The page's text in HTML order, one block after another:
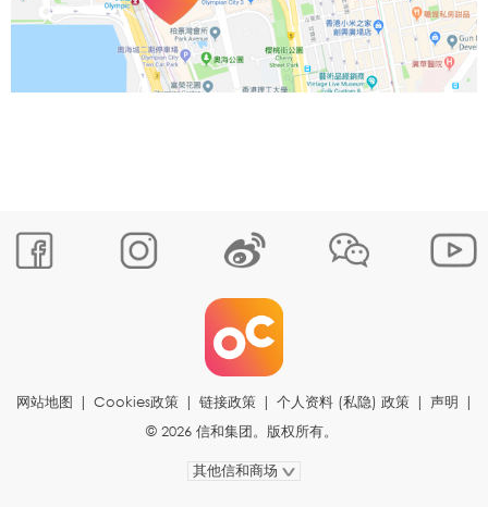
网站地图 | Cookies政策 | 链接政策 | 个人资料 (私隐) 政策 | 声明 |
© 2026 信和集团。版权所有。
其他信和商场